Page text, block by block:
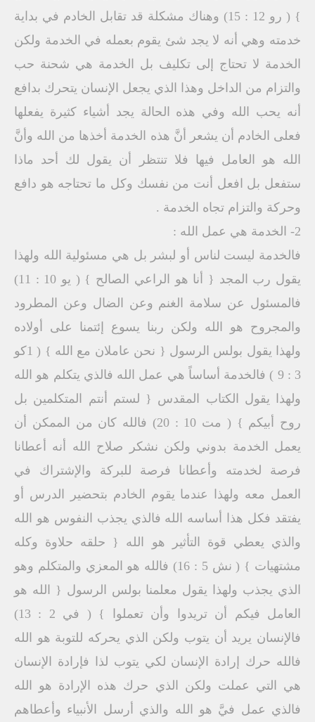
} ( رو 12 : 15) وهناك مشكلة قد تقابل الخادم في بداية
خدمته وهي أنه لا يجد شئ يقوم بعمله في الخدمة ولكن
الخدمة لا تحتاج إلى تكليف بل الخدمة هي شحنة حب
والتزام من الداخل وهذا الذي يجعل الإنسان يتحرك بدافع
أنه يحب الله وفي هذه الحالة يجد أشياء كثيرة يفعلها
فعلى الخادم أن يشعر أنَّ هذه الخدمة أخذها من الله وأنَّ
الله هو العامل فيها فلا تنتظر أن يقول لك أحد ماذا
ستفعل بل افعل أنت من نفسك وكل ما تحتاجه هو دافع
وحركة والتزام تجاه الخدمة .
2- الخدمة هي عمل الله :
فالخدمة ليست لناس أو لبشر بل هي مسئولية الله ولهذا
يقول رب المجد { أنا هو الراعي الصالح } ( يو 10 : 11)
فالمسئول عن سلامة الغنم وعن الضال وعن المطرود
والمجروح هو الله ولكن ربنا يسوع إئتمنا على أولاده
ولهذا يقول بولس الرسول { نحن عاملان مع الله } ( 1كو
3 : 9 ) فالخدمة أساساً هي عمل الله فالذي يتكلم هو الله
ولهذا يقول الكتاب المقدس { لستم أنتم المتكلمين بل
روح أبيكم } ( مت 10 : 20) فالله كان من الممكن أن
يعمل الخدمة بدوني ولكن نشكر صلاح الله أنه أعطانا
فرصة لخدمته وأعطانا فرصة للبركة والإشتراك في
العمل معه ولهذا عندما يقوم الخادم بتحضير الدرس أو
يفتقد فكل هذا أساسه الله فالذي يجذب النفوس هو الله
والذي يعطي قوة التأثير هو الله { حلقه حلاوة وكله
مشتهيات } ( نش 5 : 16) فالله هو المعزي والمتكلم وهو
الذي يجذب ولهذا يقول معلمنا بولس الرسول { الله هو
العامل فيكم أن تريدوا وأن تعملوا } ( في 2 : 13)
فالإنسان يريد أن يتوب ولكن الذي يحركه للتوبة هو الله
فالله حرك إرادة الإنسان لكي يتوب لذا فإرادة الإنسان
هي التي عملت ولكن الذي حرك هذه الإرادة هو الله
فالذي عمل فيَّ هو الله والذي أرسل الأنبياء وأعطاهم